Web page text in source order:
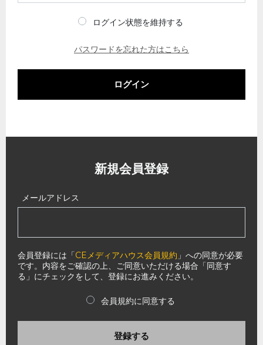
ログイン状態を維持する
パスワードを忘れた方はこちら
ログイン
新規会員登録
メールアドレス
会員登録には「CEメディアハウス会員規約 」への同意が必要
です。内容をご確認の上、ご同意いただける場合「同意す
る」にチェックをして、登録にお進みください。
会員規約に同意する
登録する